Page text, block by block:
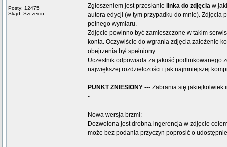
Posty: 12475
Skąd: Szczecin
Zgłoszeniem jest przesłanie linka do zdjęcia w
autora edycji (w tym przypadku do mnie). Zdjęcia
pełnego wymiaru.
Zdjęcie powinno być zamieszczone w takim
konta. Oczywiście do wgrania zdjęcia założenie
obejrzenia był spełniony.
Uczestnik odpowiada za jakość podlinkowanego
największej rozdzielczości i jak najmniejszej
PUNKT ZNIESIONY --- Zabrania się jakiejkolwiek
-
Nowa wersja brzmi:
Dozwolona jest drobna ingerencja w zdjęcie
może bez podania przyczyn poprosić o